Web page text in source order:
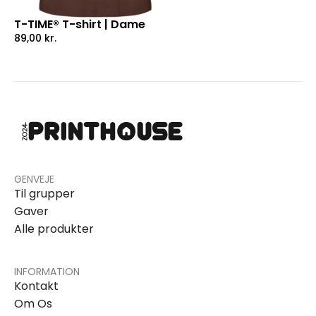
T-TIME® T-shirt | Dame
89,00 kr.
GENVEJE
Til grupper
Gaver
Alle produkter
INFORMATION
Kontakt
Om Os